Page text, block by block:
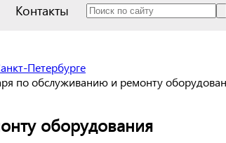
Контакты
Петербурге
по обслуживанию и ремонту
оборудования